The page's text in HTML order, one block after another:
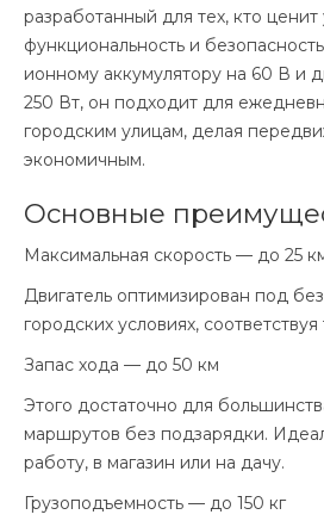
разработанный для тех, кто ценит
функциональность и
ионному аккумулятору на 60 В и
250 Вт, он подходит для
городским улицам, делая
экономичным.
Основные
Максимальная скорость — до 25
Двигатель оптимизирован под
городских условиях,
Запас хода — до 50 км
Этого достаточно для
маршрутов без подзарядки.
работу, в магазин или на дачу.
Грузоподъемность — до 150 кг